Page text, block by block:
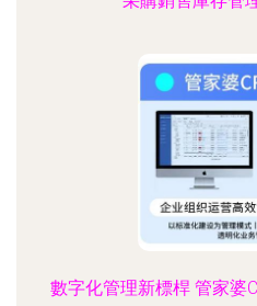
數字化管理新標桿 管家婆